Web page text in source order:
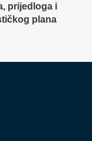
prijedloga i
plana